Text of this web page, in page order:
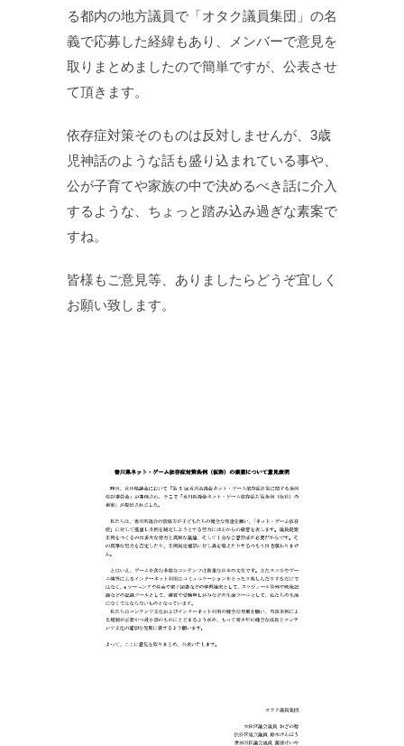
る都内の地方議員で「オタク議員集団」の名
義で応募した経緯もあり、メンバーで意見を
取りまとめましたので簡単ですが、公表させ
て頂きます。
依存症対策そのものは反対しませんが、3歳
児神話のような話も盛り込まれている事や、
公が子育てや家族の中で決めるべき話に介入
するような、ちょっと踏み込み過ぎな素案で
すね。
皆様もご意見等、ありましたらどうぞ宜しく
お願い致します。